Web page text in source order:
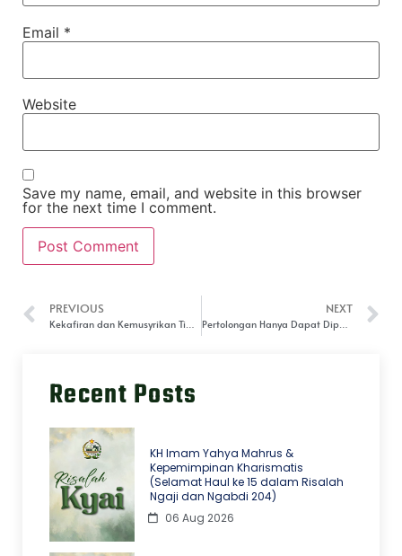
Email *
Website
Save my name, email, and website in this browser
for the next time I comment.
PREVIOUS
Kekafiran dan Kemusyrikan Tidak Sebanding dengan Keimanan dan Amal Shalih (Tafsir Surat Ghafir/Mukmin ayat 36-41)
NEXT
Pertolongan Hanya Dapat Diperoleh dengan Keimanan (Tafsir Surat Mukmin (Ghafir) 47-52)
Recent Posts
KH Imam Yahya Mahrus &
Kepemimpinan Kharismatis
(Selamat Haul ke 15 dalam Risalah
Ngaji dan Ngabdi 204)
06 Aug 2026